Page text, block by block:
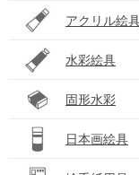
アクリル絵
水彩絵具
固形水彩
日本画絵具